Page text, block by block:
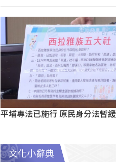
平埔專法已施行 原民身分法暫
文化小辭典